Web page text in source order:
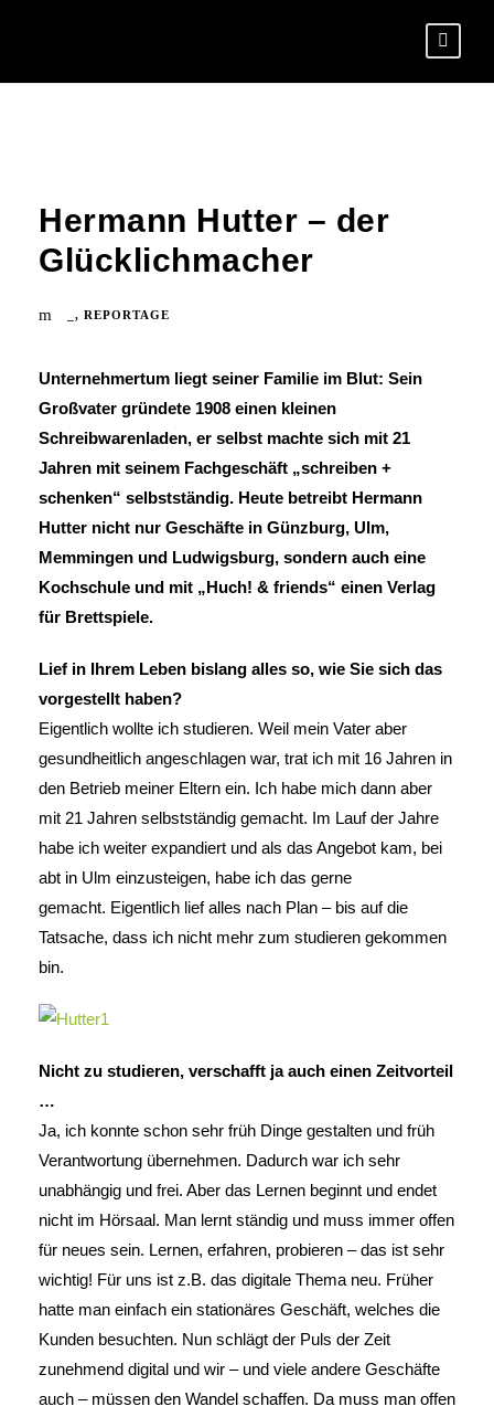
Hermann Hutter – der
Glücklichmacher
, REPORTAGE
Unternehmertum liegt seiner Familie im Blut: Sein
Großvater gründete 1908 einen kleinen
Schreibwarenladen, er selbst machte sich mit 21
Jahren mit seinem Fachgeschäft „schreiben +
schenken“ selbstständig. Heute betreibt Hermann
Hutter nicht nur Geschäfte in Günzburg, Ulm,
Memmingen und Ludwigsburg, sondern auch eine
Kochschule und mit „Huch! & friends“ einen Verlag
für Brettspiele.
Lief in Ihrem Leben bislang alles so, wie Sie sich das
vorgestellt haben?
Eigentlich wollte ich studieren. Weil mein Vater aber
gesundheitlich angeschlagen war, trat ich mit 16 Jahren in
den Betrieb meiner Eltern ein. Ich habe mich dann aber
mit 21 Jahren selbstständig gemacht. Im Lauf der Jahre
habe ich weiter expandiert und als das Angebot kam, bei
abt in Ulm einzusteigen, habe ich das gerne
gemacht. Eigentlich lief alles nach Plan – bis auf die
Tatsache, dass ich nicht mehr zum studieren gekommen
bin.
Nicht zu studieren, verschafft ja auch einen Zeitvorteil
…
Ja, ich konnte schon sehr früh Dinge gestalten und früh
Verantwortung übernehmen. Dadurch war ich sehr
unabhängig und frei. Aber das Lernen beginnt und endet
nicht im Hörsaal. Man lernt ständig und muss immer offen
für neues sein. Lernen, erfahren, probieren – das ist sehr
wichtig! Für uns ist z.B. das digitale Thema neu. Früher
hatte man einfach ein stationäres Geschäft, welches die
Kunden besuchten. Nun schlägt der Puls der Zeit
zunehmend digital und wir – und viele andere Geschäfte
auch – müssen den Wandel schaffen. Da muss man offen